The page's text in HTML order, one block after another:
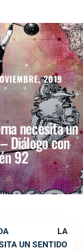
2019
necesita un
Diálogo con
92
LA
UN SENTIDO